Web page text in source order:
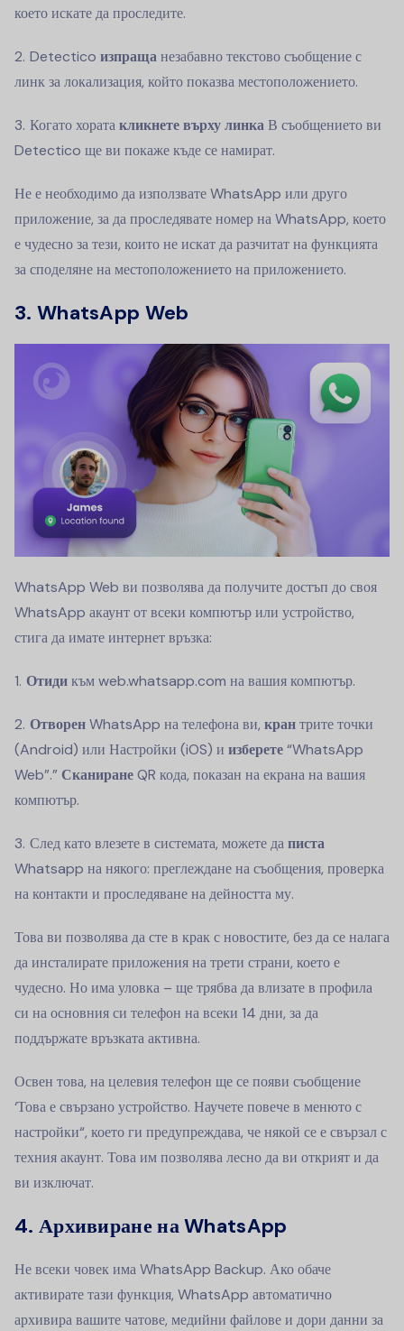
което искате да проследите.
Detectico изпращанезабавно текстово съобщение с
линк за локализация, който показва местоположението.
Когато хоратакликнете върху линкаВ съобщението ви
Detectico ще ви покаже къде се намират.
Не е необходимо да използвате WhatsApp или друго
приложение, за да проследявате номер на WhatsApp, което
е чудесно за тези, които не искат да разчитат на функцията
за споделяне на местоположението на приложението.
3. WhatsApp Web
WhatsApp Web ви позволява да получите достъп до своя
WhatsApp акаунт от всеки компютър или устройство,
стига да имате интернет връзка:
Отидикъм web.whatsapp.com на вашия компютър.
ОтворенWhatsApp на телефона ви, крантрите точки
(Android) или Настройки (iOS) и изберете“WhatsApp
Web”.”СканиранеQR кода, показан на екрана на вашия
компютър.
След като влезете в системата, можете даписта
Whatsapp на някого: преглеждане на съобщения, проверка
на контакти и проследяване на дейността му.
Това ви позволява да сте в крак с новостите, без да се налага
да инсталирате приложения на трети страни, което е
чудесно. Но има уловка – ще трябва да влизате в профила
си на основния си телефон на всеки 14 дни, за да
поддържате връзката активна.
Освен това, на целевия телефон ще се появи съобщение
‘Това е свързано устройство. Научете повече в менюто с
настройки“, което ги предупреждава, че някой се е свързал с
техния акаунт. Това им позволява лесно да ви открият и да
ви изключат.
4. Архивиране на WhatsApp
Не всеки човек има WhatsApp Backup. Ако обаче
активирате тази функция, WhatsApp автоматично
архивира вашите чатове, медийни файлове и дори данни за